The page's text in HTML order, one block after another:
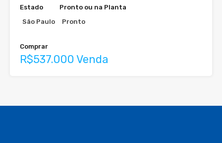
Estado
São Paulo
Pronto ou na Planta
Pronto
Comprar
R$537.000 Venda